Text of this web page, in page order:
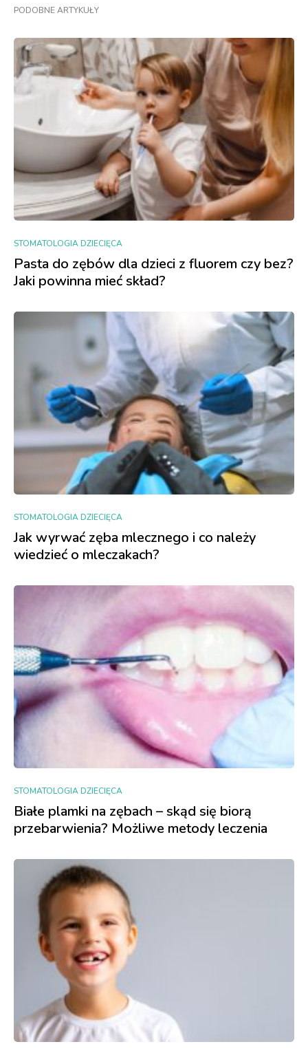
PODOBNE ARTYKUŁY
STOMATOLOGIA DZIECIĘCA
Pasta do zębów dla dzieci z fluorem czy bez?
Jaki powinna mieć skład?
STOMATOLOGIA DZIECIĘCA
Jak wyrwać zęba mlecznego i co należy
wiedzieć o mleczakach?
STOMATOLOGIA DZIECIĘCA
Białe plamki na zębach – skąd się biorą
przebarwienia? Możliwe metody leczenia